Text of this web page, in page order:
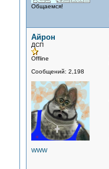
Общаемся!
Айрон
ДСП
Offline
Сообщений: 2,198
WWW